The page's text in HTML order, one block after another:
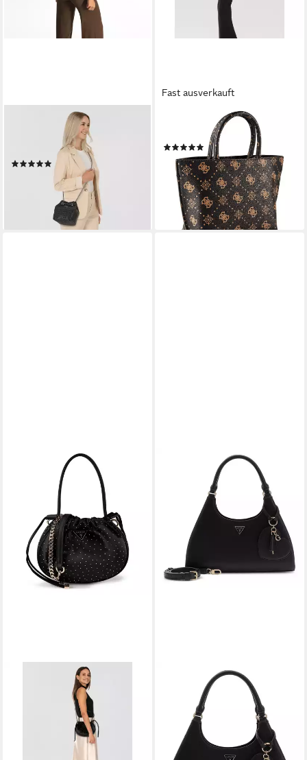
Beuteltasche Zalina,
(1)
ab 115,50 € UVP 165,00 €
lieferbar - in 2-3 Werktagen bei dir
Fast ausverkauft
Shopper Emelie, Polyurethan
(1)
ab 94,50 € UVP135,00 €
-30%
lieferbar - in 2-3 Werktagen bei dir